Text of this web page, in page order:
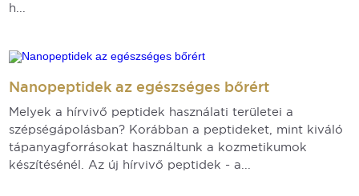
h...
Nanopeptidek az egészséges bőrért
Melyek a hírvivő peptidek használati területei a
szépségápolásban? Korábban a peptideket, mint kiváló
tápanyagforrásokat használtunk a kozmetikumok
készítésénél. Az új hírvivő peptidek - a...